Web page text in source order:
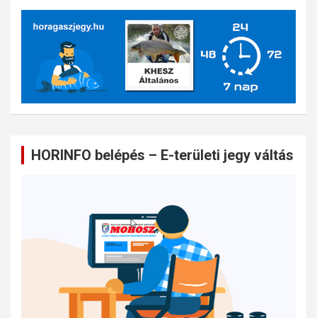
HORINFO belépés – E-területi jegy váltás